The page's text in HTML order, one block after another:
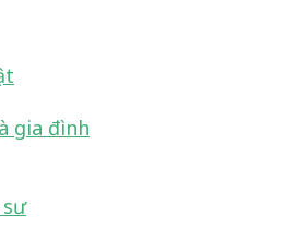
gia đình